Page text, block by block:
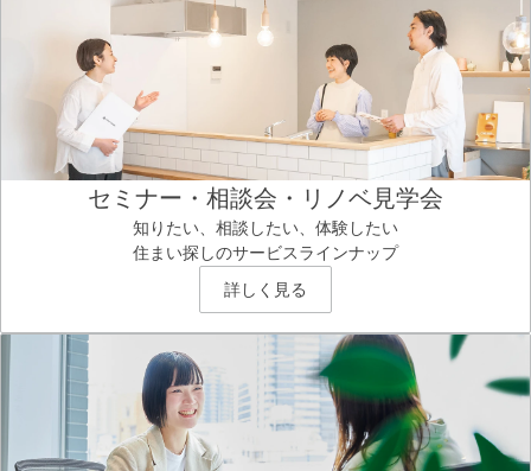
セミナー・相談会・リノベ見学会
知りたい、相談したい、体験したい
住まい探しのサービスラインナップ
詳しく見る